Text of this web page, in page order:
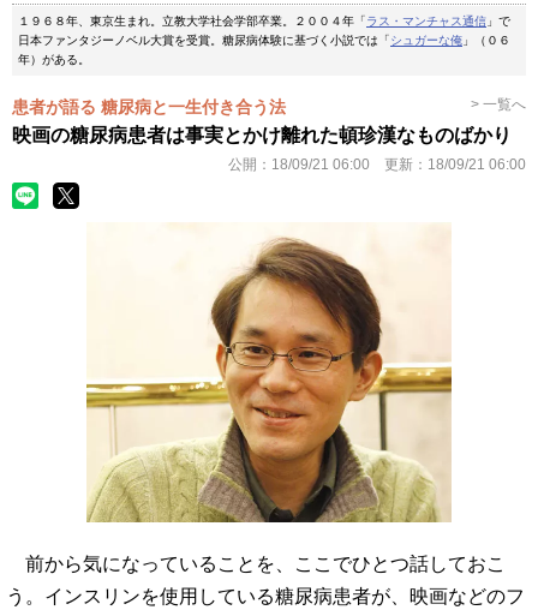
１９６８年、東京生まれ。立教大学社会学部卒業。２００４年「ラス・マンチャス通信 」で
日本ファンタジーノベル大賞を受賞。糖尿病体験に基づく小説では「シュガーな俺 」（０６
年）がある。
患者が語る 糖尿病と一生付き合う法 > 一覧へ
映画の糖尿病患者は事実とかけ離れた頓珍漢なものばかり
公開： 18/09/21 06:00 更新： 18/09/21 06:00
前から気になっていることを、ここでひとつ話しておこ
う。インスリンを使用している糖尿病患者が、映画などのフ